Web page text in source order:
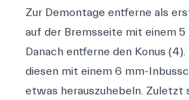
Zur Demontage entferne als
auf der Bremsseite mit einem 5
Danach entferne den Konus
diesen mit einem 6 mm-
etwas herauszuhebeln. Zuletzt